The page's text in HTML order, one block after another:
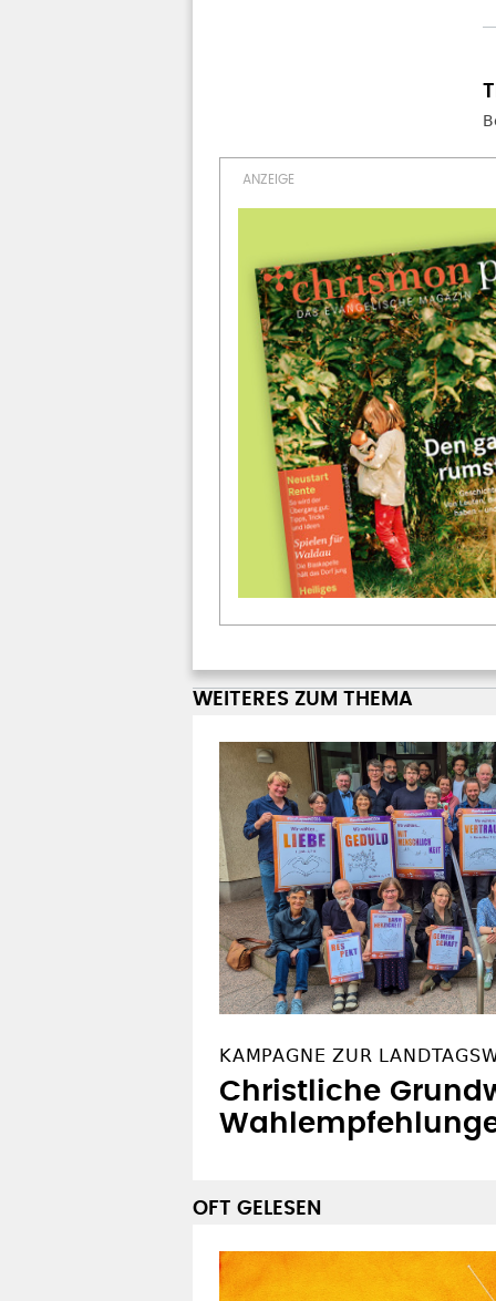
WEITERES ZUM THEMA
KAMPAGNE ZUR
Christliche
OFT GELESEN